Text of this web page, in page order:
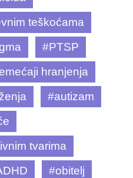
teškoćama
#PTSP
hranjenja
#autizam
tvarima
#obitelj